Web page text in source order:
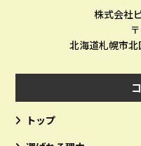
株式会社
北海道札幌市
トップ